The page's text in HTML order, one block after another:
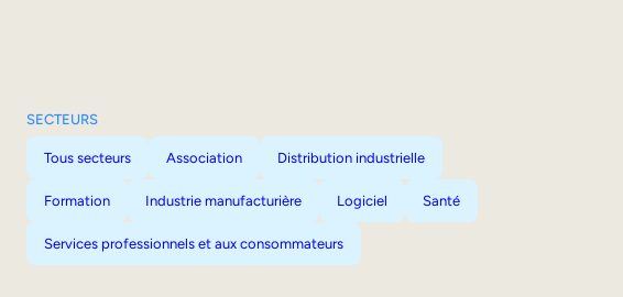
SECTEURS
Tous secteurs Association Distribution industrielle
Formation Industrie manufacturière Logiciel Santé
Services professionnels et aux consommateurs